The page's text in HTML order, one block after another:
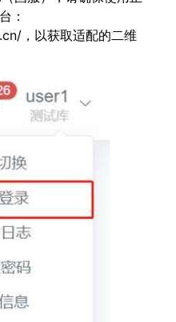
：
，以获取适配的二维